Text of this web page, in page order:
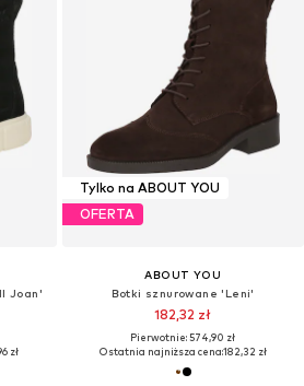
Joan'
zł
Tylko na ABOUT YOU
OFERTA
ABOUT YOU
Botki sznurowane 'Leni'
182,32 zł
Pierwotnie: 574,90 zł
Ostatnia najniższa cena:182,32 zł